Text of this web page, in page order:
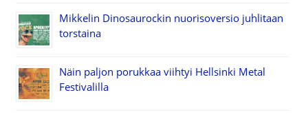
Mikkelin Dinosaurockin nuorisoversio juhlitaan
torstaina
Näin paljon porukkaa viihtyi Hellsinki Metal
Festivalilla